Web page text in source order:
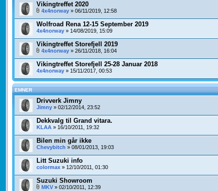
Vikingtreffet 2020
4x4norway» 06/11/2019, 12:58
Wolfroad Rena 12-15 September 2019
4x4norway» 14/08/2019, 15:09
Vikingtreffet Storefjell 2019
4x4norway» 26/11/2018, 16:04
Vikingtreffet Storefjell 25-28 Januar 2018
4x4norway» 15/11/2017, 00:53
EMNER
Drivverk Jimny
Jimny» 02/12/2014, 23:52
Dekkvalg til Grand vitara.
KLAA» 16/10/2011, 19:32
Bilen min går ikke
Chevybitch » 08/01/2013, 19:03
Litt Suzuki info
colormax» 12/10/2011, 01:30
Suzuki Showroom
MKV» 02/10/2011, 12:39